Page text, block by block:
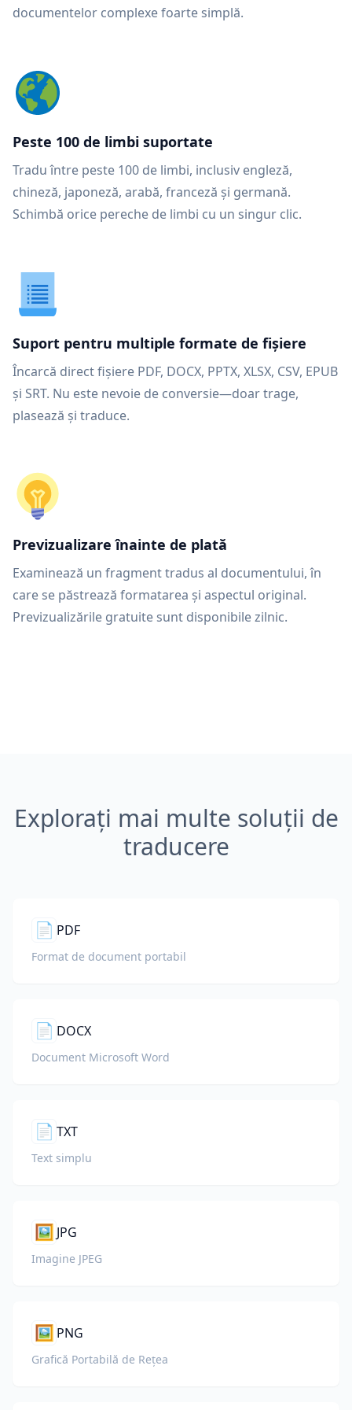
documentelor complexe foarte simplă.
Peste 100 de limbi suportate
Tradu între peste 100 de limbi, inclusiv engleză,
chineză, japoneză, arabă, franceză și germană.
Schimbă orice pereche de limbi cu un singur clic.
Suport pentru multiple formate de fișiere
Încarcă direct fișiere PDF, DOCX, PPTX, XLSX, CSV, EPUB
și SRT. Nu este nevoie de conversie—doar trage,
plasează și traduce.
Previzualizare înainte de plată
Examinează un fragment tradus al documentului, în
care se păstrează formatarea și aspectul original.
Previzualizările gratuite sunt disponibile zilnic.
Explorați mai multe soluții de
traducere
📄 PDF
Format de document portabil
📄 DOCX
Document Microsoft Word
📄 TXT
Text simplu
🖼️ JPG
Imagine JPEG
🖼️ PNG
Grafică Portabilă de Rețea